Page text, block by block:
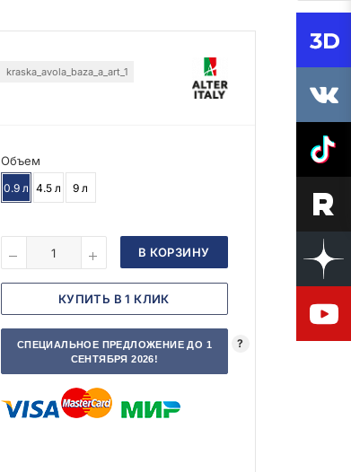
kraska_avola_baza_a_art_1
Объем
0.9 л 4.5 л 9 л
В КОРЗИНУ
КУПИТЬ В 1 КЛИК
СПЕЦИАЛЬНОЕ ПРЕДЛОЖЕНИЕ ДО 1
СЕНТЯБРЯ 2026!
?